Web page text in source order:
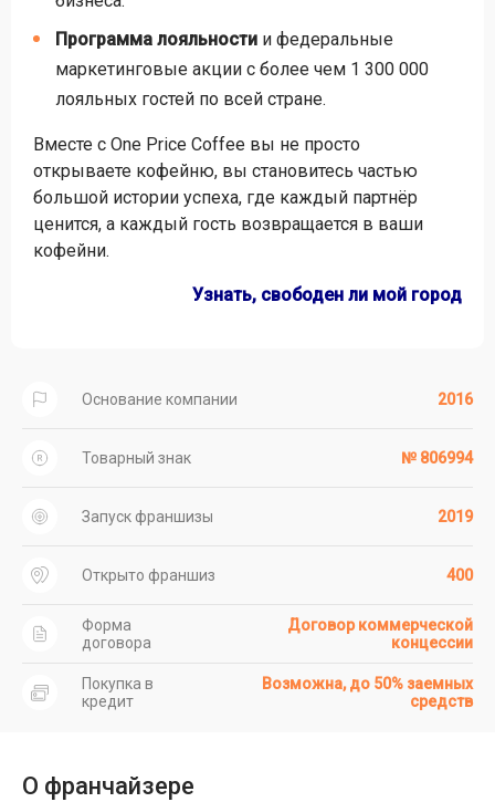
Программа лояльности и федеральные
маркетинговые акции с более чем 1 300 000
лояльных гостей по всей стране.
Вместе с One Price Coffee вы не просто
открываете кофейню, вы становитесь частью
большой истории успеха, где каждый партнёр
ценится, а каждый гость возвращается в ваши
кофейни.
Узнать, свободен ли мой город
Основание компании 2016
Товарный знак № 806994
Запуск франшизы 2019
Открыто франшиз 400
Форма
договора
Договор коммерческой
концессии
Покупка в
кредит
Возможна, до 50% заемных
средств
О франчайзере